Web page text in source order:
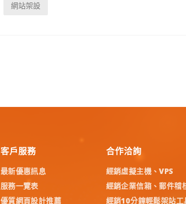
網站架設
客戶服務
最新優惠訊息
服務一覽表
優質網頁設計推薦
合作洽詢
經銷虛擬主機、VPS
經銷企業信箱、郵件稽
經銷10分鐘輕鬆架站工